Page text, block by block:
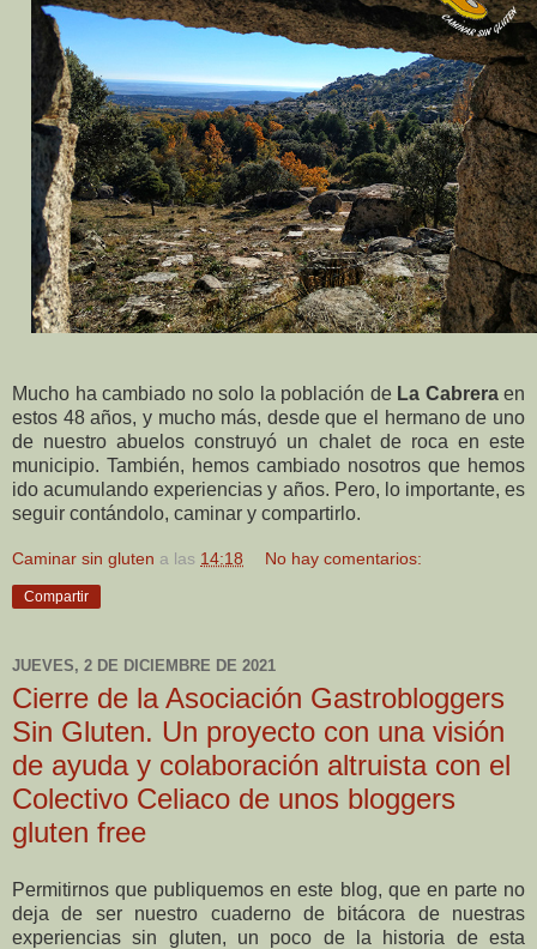
Mucho ha cambiado no solo la población de La Cabreraen
estos 48 años, y mucho más, desde que el hermano de uno
de nuestro abuelos construyó un chalet de roca en este
municipio. También, hemos cambiado nosotros que hemos
ido acumulando experiencias y años. Pero, lo importante, es
seguir contándolo, caminar y compartirlo.
Caminar sin gluten a las 14:18 No hay comentarios:
Compartir
JUEVES, 2 DE DICIEMBRE DE 2021
Cierre de la Asociación Gastrobloggers
Sin Gluten. Un proyecto con una visión
de ayuda y colaboración altruista con el
Colectivo Celiaco de unos bloggers
gluten free
Permitirnos que publiquemos en este blog, que en parte no
deja de ser nuestro cuaderno de bitácora de nuestras
experiencias sin gluten, un poco de la historia de esta